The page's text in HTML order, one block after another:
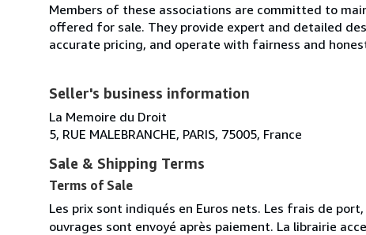
Members of these associations are committed to
offered for sale. They provide expert and detailed
accurate pricing, and operate with fairness and
Seller's business information
La Memoire du Droit
5, RUE MALEBRANCHE, PARIS, 75005, France
Sale & Shipping Terms
Terms of Sale
Les prix sont indiqués en Euros nets. Les frais de
ouvrages sont envoyé après paiement. La librairie